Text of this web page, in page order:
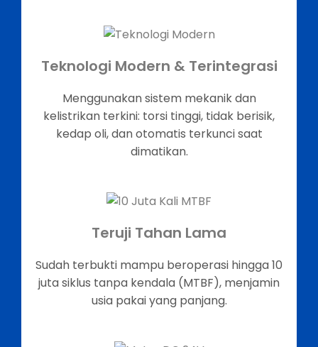
Teknologi Modern & Terintegrasi
Menggunakan sistem mekanik dan
kelistrikan terkini: torsi tinggi, tidak berisik,
kedap oli, dan otomatis terkunci saat
dimatikan.
Teruji Tahan Lama
Sudah terbukti mampu beroperasi hingga 10
juta siklus tanpa kendala (MTBF), menjamin
usia pakai yang panjang.